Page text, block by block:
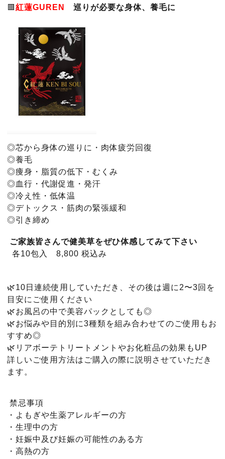
🟥紅蓮GUREN 巡りが必要な身体、養毛に
◎芯から身体の巡りに・肉体疲労回復
◎養毛
◎痩身・脂質の低下・むくみ
◎血行・代謝促進・発汗
◎冷え性・低体温
◎デトックス・筋肉の緊張緩和
◎引き締め
ご家族皆さんで健美草をぜひ体感してみて下さい
各10包入 8,800 税込み
🌿10日連続使用していただき、その後は週に2〜3回を
目安にご使用ください
🌿お風呂の中で美容パックとしても◎
🌿お悩みや目的別に3種類を組み合わせてのご使用もお
すすめ◎
🌿リアボーテトリートメントやお化粧品の効果もUP
詳しいご使用方法はご購入の際に説明させていただき
ます。
禁忌事項
・よもぎや生薬アレルギーの方
・生理中の方
・妊娠中及び妊娠の可能性のある方
・高熱の方